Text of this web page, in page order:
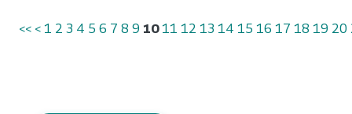
<< < 1 2 3 4 5 6 7 8 9 10 11 12 13 14 15 16 17 18 19 20